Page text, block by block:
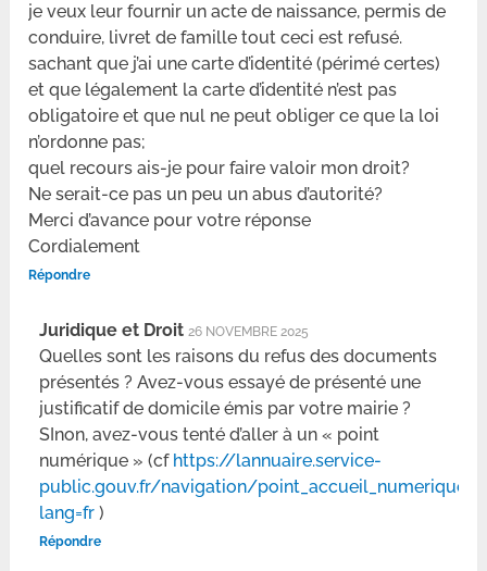
je veux leur fournir un acte de naissance, permis de
conduire, livret de famille tout ceci est refusé.
sachant que j’ai une carte d’identité (périmé certes)
et que légalement la carte d’identité n’est pas
obligatoire et que nul ne peut obliger ce que la loi
n’ordonne pas;
quel recours ais-je pour faire valoir mon droit?
Ne serait-ce pas un peu un abus d’autorité?
Merci d’avance pour votre réponse
Cordialement
Répondre
Juridique et Droit 26 NOVEMBRE 2025
Quelles sont les raisons du refus des documents
présentés ? Avez-vous essayé de présenté une
justificatif de domicile émis par votre mairie ?
SInon, avez-vous tenté d’aller à un « point
numérique » (cf https://lannuaire.service-
public.gouv.fr/navigation/point_accueil_numerique?
lang=fr )
Répondre